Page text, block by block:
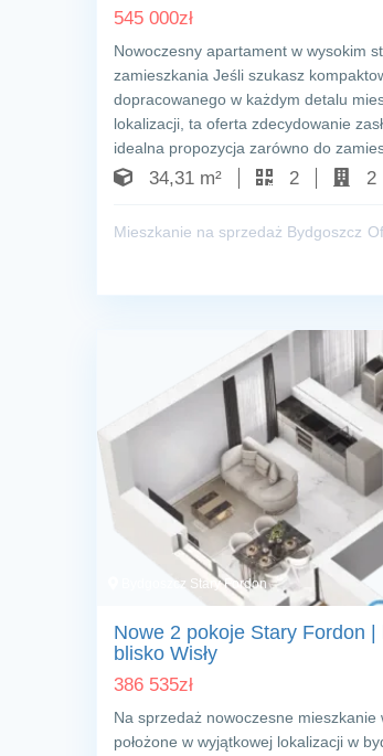
545 000zł
Nowoczesny apartament w wysokim
zamieszkania Jeśli szukasz
dopracowanego w każdym detalu
lokalizacji, ta oferta zdecydowanie
idealna propozycja zarówno do
34,31 m² 2 2
Mieszkanie na sprzedaż Bydgoszcz
Bydgoszcz Stary Fordon
Nowe 2 pokoje Stary Fordon |
blisko Wisły
386 535zł
Na sprzedaż nowoczesne mieszkanie
położone w wyjątkowej lokalizacji w